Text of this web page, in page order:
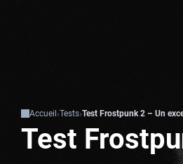
Accueil Tests Test Frostpunk 2 – Un
Test